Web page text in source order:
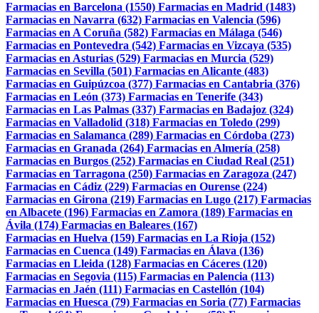
Farmacias en Barcelona (1550) Farmacias en Madrid (1483)
Farmacias en Navarra (632) Farmacias en Valencia (596)
Farmacias en A Coruña (582) Farmacias en Málaga (546)
Farmacias en Pontevedra (542) Farmacias en Vizcaya (535)
Farmacias en Asturias (529) Farmacias en Murcia (529)
Farmacias en Sevilla (501) Farmacias en Alicante (483)
Farmacias en Guipúzcoa (377) Farmacias en Cantabria (376)
Farmacias en León (373) Farmacias en Tenerife (343)
Farmacias en Las Palmas (337) Farmacias en Badajoz (324)
Farmacias en Valladolid (318) Farmacias en Toledo (299)
Farmacias en Salamanca (289) Farmacias en Córdoba (273)
Farmacias en Granada (264) Farmacias en Almería (258)
Farmacias en Burgos (252) Farmacias en Ciudad Real (251)
Farmacias en Tarragona (250) Farmacias en Zaragoza (247)
Farmacias en Cádiz (229) Farmacias en Ourense (224)
Farmacias en Girona (219) Farmacias en Lugo (217) Farmacias
en Albacete (196) Farmacias en Zamora (189) Farmacias en
Ávila (174) Farmacias en Baleares (167)
Farmacias en Huelva (159) Farmacias en La Rioja (152)
Farmacias en Cuenca (149) Farmacias en Álava (136)
Farmacias en Lleida (128) Farmacias en Cáceres (120)
Farmacias en Segovia (115) Farmacias en Palencia (113)
Farmacias en Jaén (111) Farmacias en Castellón (104)
Farmacias en Huesca (79) Farmacias en Soria (77) Farmacias